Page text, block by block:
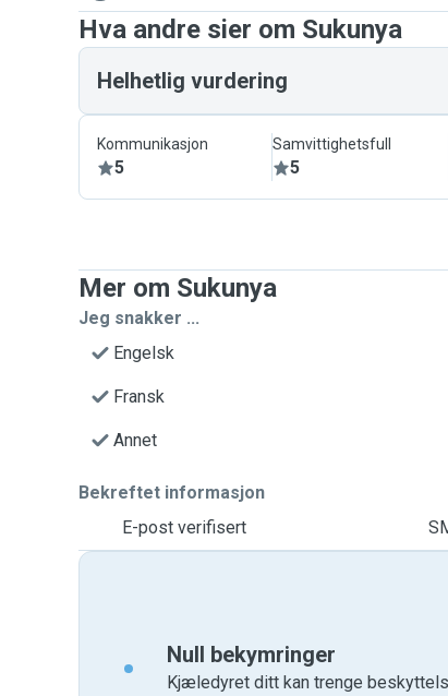
Hva andre sier om Sukunya
Helhetlig vurdering
Kommunikasjon
5
Samvittighetsfull
5
Mer om Sukunya
Jeg snakker ...
Engelsk
Fransk
Annet
Bekreftet informasjon
E-post verifisert
Null bekymringer
Kjæledyret ditt kan trenge